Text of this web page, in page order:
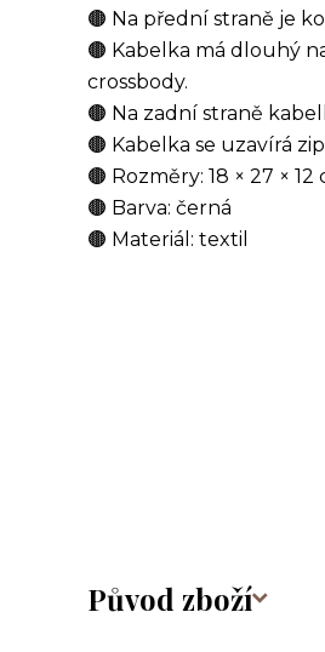
🟤 Na přední straně je
🟤 Kabelka má dlouhý
crossbody.
🟤 Na zadní straně
🟤 Kabelka se uzavírá
🟤 Rozměry: 18 × 27 ×
🟤 Barva: černá
🟤 Materiál: textil
Původ zboží